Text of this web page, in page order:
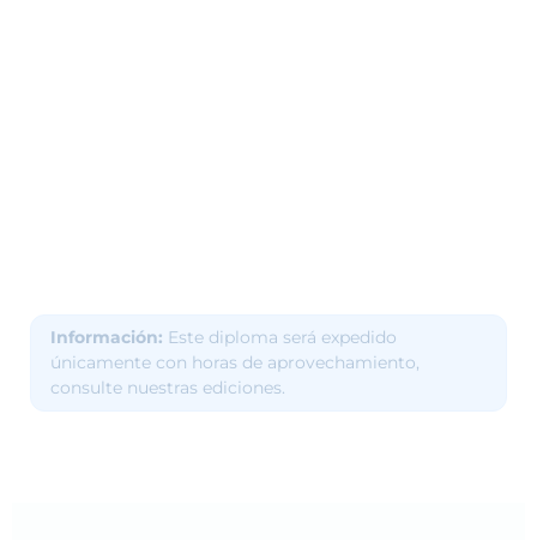
Información: Este diploma será expedido
únicamente con horas de aprovechamiento,
consulte nuestras ediciones.